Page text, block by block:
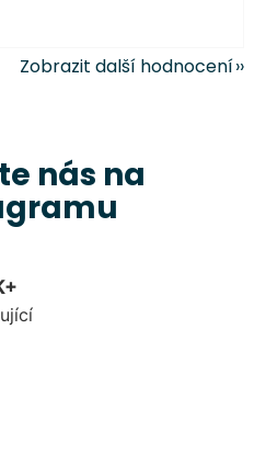
Zobrazit další hodnocení
nás na